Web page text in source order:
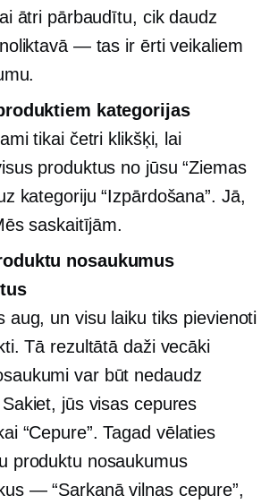
ātri pārbaudītu, cik daudz
— tas ir ērti veikaliem
kategorijas
tikai četri klikšķi, lai
produktus no jūsu “Ziemas
kategoriju “Izpārdošana”. Jā,
saskaitījām.
nosaukumus
aug, un visu laiku tiks pievienoti
Tā rezultātā daži vecāki
var būt nedaudz
jūs visas cepures
“Cepure”. Tagad vēlaties
produktu nosaukumus
— “Sarkanā vilnas cepure”,